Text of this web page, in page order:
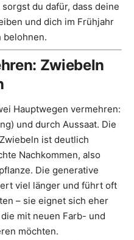
du dafür, dass deine
und dich im Frühjahr
belohnen.
Zwiebeln
Hauptwegen vermehren:
und durch Aussaat. Die
ist deutlich
Nachkommen, also
Die generative
viel länger und führt oft
– sie eignet sich eher
mit neuen Farb- und
möchten.